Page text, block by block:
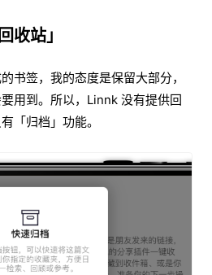
收站」
书签，我的态度是保留大部分，
用到。所以，Linnk 没有提供回
「归档」功能。